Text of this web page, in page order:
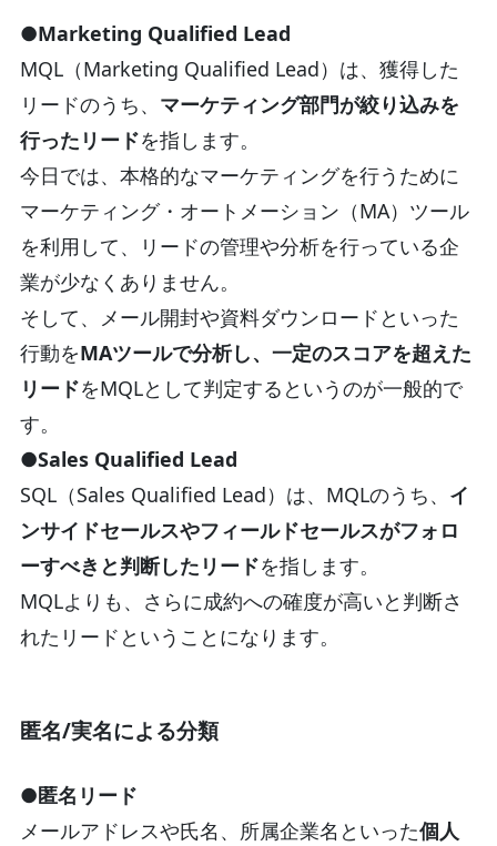
●Marketing Qualified Lead
MQL（Marketing Qualified Lead）は、獲得した
リードのうち、 マーケティング部門が絞り込みを
行ったリードを指します。
今日では、本格的なマーケティングを行うために
マーケティング・オートメーション（MA）ツール
を利用して、リードの管理や分析を行っている企
業が少なくありません。
そして、メール開封や資料ダウンロードといった
行動をMAツールで分析し、一定のスコアを超えた
リードをMQLとして判定するというのが一般的で
す。
●Sales Qualified Lead
SQL（Sales Qualified Lead）は、MQLのうち、 イ
ンサイドセールスやフィールドセールスがフォロ
ーすべきと判断したリードを指します。
MQLよりも、さらに成約への確度が高いと判断さ
れたリードということになります。
匿名/実名による分類
●匿名リード
メールアドレスや氏名、所属企業名といった個人